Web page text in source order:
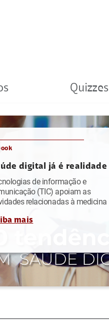
Quizzes
digital já é realidade
de informação e
(TIC) apoiam as
relacionadas à medicina
mais